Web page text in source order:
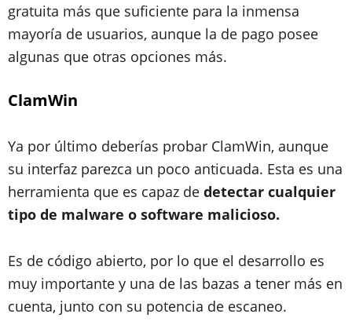
gratuita más que suficiente para la inmensa
mayoría de usuarios, aunque la de pago posee
algunas que otras opciones más.
ClamWin
Ya por último deberías probar ClamWin, aunque
su interfaz parezca un poco anticuada. Esta es una
herramienta que es capaz de detectar cualquier
tipo de malware o software malicioso.
Es de código abierto, por lo que el desarrollo es
muy importante y una de las bazas a tener más en
cuenta, junto con su potencia de escaneo.